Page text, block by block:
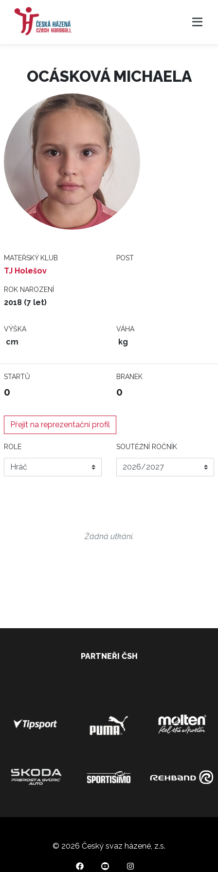
OCÁSKOVÁ MICHAELA
MATEŘSKÝ KLUB
TJ Holešov
POST
ROK NAROZENÍ
2018 (7 let)
VÝŠKA
cm
VÁHA
kg
STARTŮ
0
BRANEK
0
Přejít na reprezentační profil
ROLE SOUTĚŽNÍ ROČNÍK
Žádná utkání.
PARTNEŘI ČSH
© 2026 Český svaz házené, z.s.